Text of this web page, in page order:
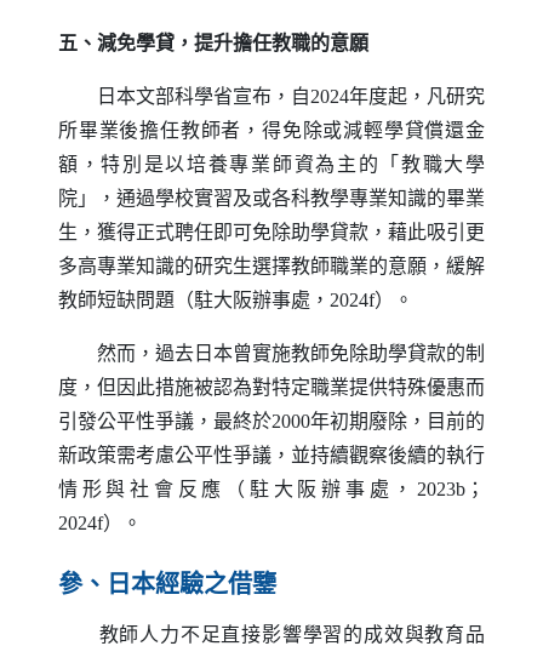
五、減免學貸，提升擔任教職的意願
日本文部科學省宣布，自2024年度起，凡研究
所畢業後擔任教師者，得免除或減輕學貸償還金
額，特別是以培養專業師資為主的「教職大學
院」，通過學校實習及或各科教學專業知識的畢業
生，獲得正式聘任即可免除助學貸款，藉此吸引更
多高專業知識的研究生選擇教師職業的意願，緩解
教師短缺問題（駐大阪辦事處，2024f）。
然而，過去日本曾實施教師免除助學貸款的制
度，但因此措施被認為對特定職業提供特殊優惠而
引發公平性爭議，最終於2000年初期廢除，目前的
新政策需考慮公平性爭議，並持續觀察後續的執行
情形與社會反應（駐大阪辦事處，2023b；
2024f）。
參、日本經驗之借鑒
教師人力不足直接影響學習的成效與教育品